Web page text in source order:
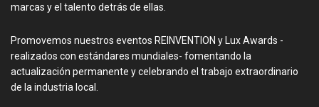
marcas y el talento detrás de ellas.
Promovemos nuestros eventos REINVENTION y Lux Awards -
realizados con estándares mundiales- fomentando la
actualización permanente y celebrando el trabajo extraordinario
de la industria local.